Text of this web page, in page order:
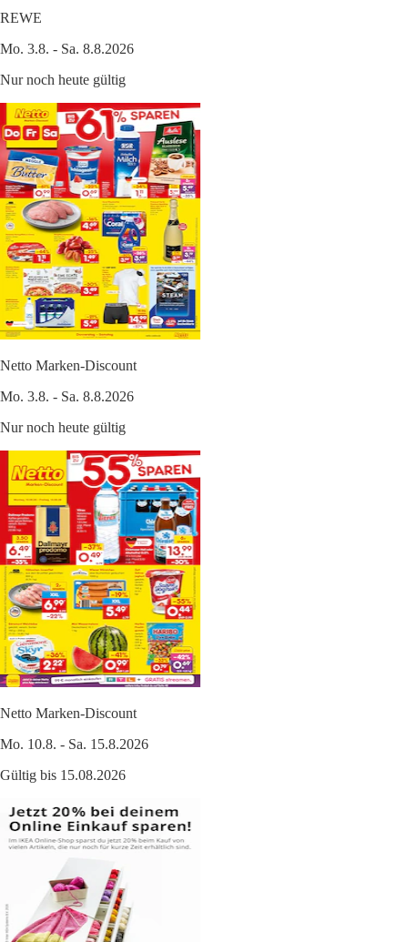
REWE
Mo. 3.8. - Sa. 8.8.2026
Nur noch heute gültig
Netto Marken-Discount
Mo. 3.8. - Sa. 8.8.2026
Nur noch heute gültig
Netto Marken-Discount
Mo. 10.8. - Sa. 15.8.2026
Gültig bis 15.08.2026